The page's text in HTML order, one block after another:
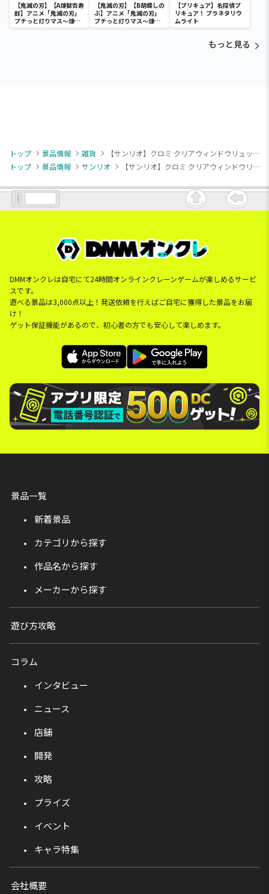
【鬼滅の刃】【A煉獄杏寿
郎】アニメ「鬼滅の刃」
プチっと灯りマス～煉獄
杏寿郎・胡蝶しのぶ～
【鬼滅の刃】【B胡蝶しの
ぶ】アニメ「鬼滅の刃」
プチっと灯りマス～煉獄
杏寿郎・胡蝶しのぶ～
【プリキュア】名探偵プ
リキュア！ プラネタリウ
ムライト
もっと見る
トップ 景品情報 雑貨
【サンリオ】クロミ クリアウィンドウリュック
トップ
景品情報 サンリオ 【サンリオ】クロミ クリアウィンドウリュック
DMMオンクレは自宅にて24時間オンラインクレーンゲームが楽しめるサービ
スです。
遊べる景品は3,000点以上！発送依頼を行えばご自宅に獲得した景品をお届
け！
ゲット保証機能があるので、初心者の方でも安心して楽しめます。
景品一覧
新着景品
カテゴリから探す
作品名から探す
メーカーから探す
遊び方攻略
コラム
インタビュー
ニュース
店舗
開発
攻略
プライズ
イベント
キャラ特集
会社概要